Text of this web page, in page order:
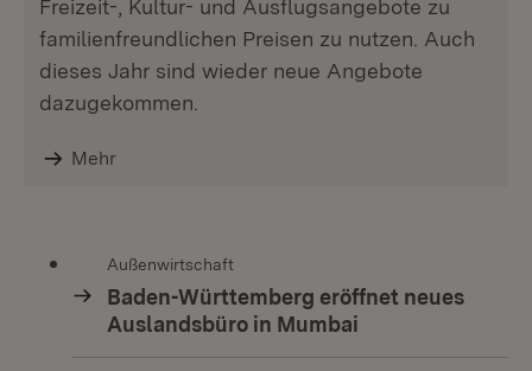
Freizeit-, Kultur- und Ausflugsangebote zu
familienfreundlichen Preisen zu nutzen. Auch
dieses Jahr sind wieder neue Angebote
dazugekommen.
Mehr
Außenwirtschaft
Baden-Württemberg eröffnet neues
Auslandsbüro in Mumbai